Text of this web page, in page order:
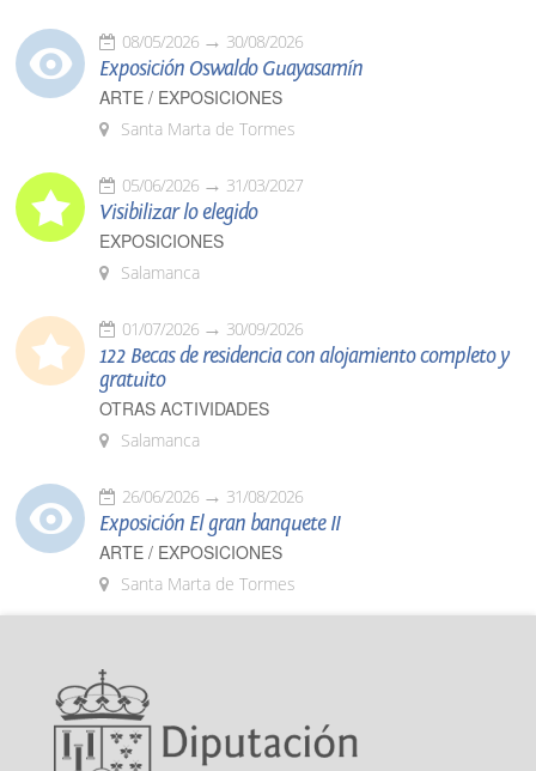
08/05/2026 30/08/2026
Exposición Oswaldo Guayasamín
ARTE / EXPOSICIONES
Santa Marta de Tormes
05/06/2026 31/03/2027
Visibilizar lo elegido
EXPOSICIONES
Salamanca
01/07/2026 30/09/2026
122 Becas de residencia con alojamiento completo y
gratuito
OTRAS ACTIVIDADES
Salamanca
26/06/2026 31/08/2026
Exposición El gran banquete II
ARTE / EXPOSICIONES
Santa Marta de Tormes